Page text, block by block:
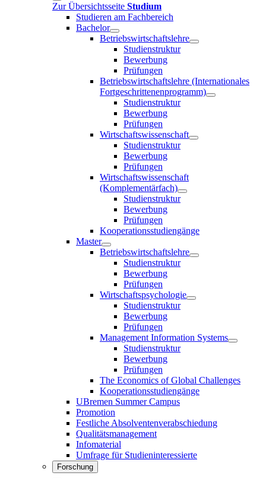
Zur Übersichtsseite Studium
Studieren am Fachbereich
Bachelor
Betriebswirtschaftslehre
Studienstruktur
Bewerbung
Prüfungen
Betriebswirtschaftslehre (Internationales
Fortgeschrittenenprogramm)
Studienstruktur
Bewerbung
Prüfungen
Wirtschaftswissenschaft
Studienstruktur
Bewerbung
Prüfungen
Wirtschaftswissenschaft
(Komplementärfach)
Studienstruktur
Bewerbung
Prüfungen
Kooperationsstudiengänge
Master
Betriebswirtschaftslehre
Studienstruktur
Bewerbung
Prüfungen
Wirtschaftspsychologie
Studienstruktur
Bewerbung
Prüfungen
Management Information Systems
Studienstruktur
Bewerbung
Prüfungen
The Economics of Global Challenges
Kooperationsstudiengänge
UBremen Summer Campus
Promotion
Festliche Absolventenverabschiedung
Qualitätsmanagement
Infomaterial
Umfrage für Studieninteressierte
Forschung